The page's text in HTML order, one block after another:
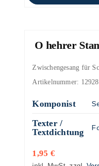
O hehrer
Zwischengesang für
Artikelnummer: 12928
Komponist
Texter /
Textdichtung
1,95 €